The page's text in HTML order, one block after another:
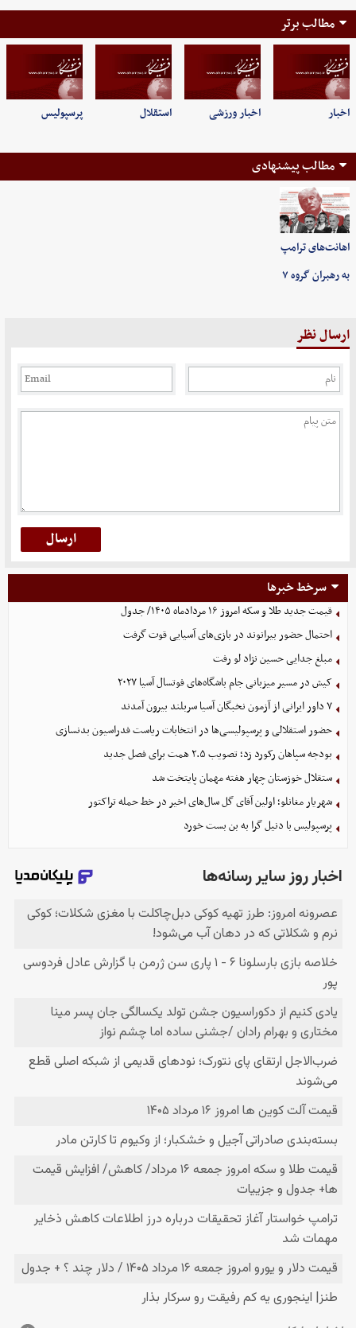
مطالب برتر
اخبار اخبار ورزشی استقلال پرسپولیس
مطالب پیشنهادی
اهانت‌های ترامپ
به رهبران گروه ۷
ارسال نظر
سرخط خبرها
قیمت جدید طلا و سکه امروز ۱۶ مردادماه ۱۴۰۵/ جدول
احتمال حضور بیرانوند در بازی‌های آسیایی قوت گرفت
مبلغ جدایی حسین نژاد لو رفت
کیش در مسیر میزبانی جام باشگاه‌های فوتسال آسیا ۲۰۲۷
۷ داور ایرانی از آزمون نخبگان آسیا سربلند بیرون آمدند
حضور استقلالی و پرسپولیسی‌ها در انتخابات ریاست فدراسیون بدنسازی
بودجه سپاهان رکورد زد؛ تصویب ۲.۵ همت برای فصل جدید
ستقلال خوزستان چهار هفته مهمان پایتخت شد
شهریار مغانلو؛ اولین آقای گل سال‌های اخیر در خط حمله تراکتور
پرسپولیس با دنیل گرا به بن بست خورد